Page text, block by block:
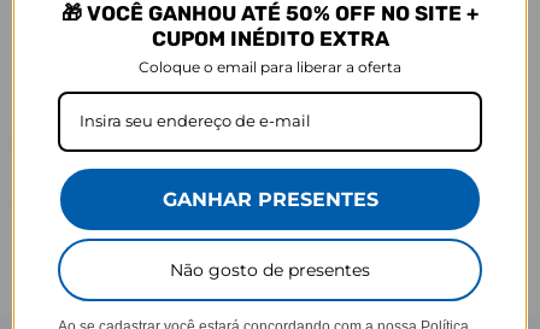
montagem;
A imagem do produto é ilustrativa e pode variar de tonalidade e cor
de acordo com a configuração de cada tela.
Prazo de Postagem
🎁 VOCÊ GANHOU ATÉ 50% OFF NO SITE +
CUPOM INÉDITO EXTRA
Coloque o email para liberar a oferta
GANHAR PRESENTES
Não gosto de presentes